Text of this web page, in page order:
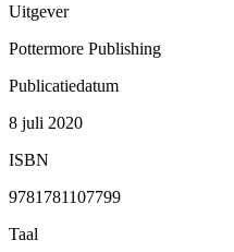
Uitgever
Pottermore Publishing
Publicatiedatum
8 juli 2020
ISBN
9781781107799
Taal